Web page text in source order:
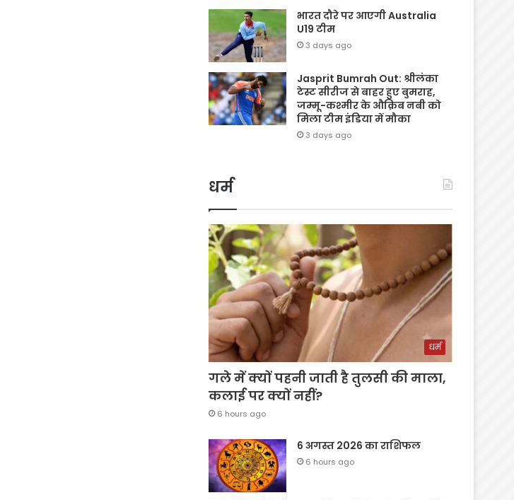
भारत दौरे पर आएगी Australia
U19 टीम
3 days ago
Jasprit Bumrah Out: श्रीलंका
टेस्ट सीरीज से बाहर हुए बुमराह,
जम्मू-कश्मीर के औक़िब नबी को
मिला टीम इंडिया में मौका
3 days ago
धर्म
धर्म
गले में क्यों पहनी जाती है तुलसी की माला,
कलाई पर क्यों नहीं?
6 hours ago
6 अगस्त 2026 का राशिफल
6 hours ago